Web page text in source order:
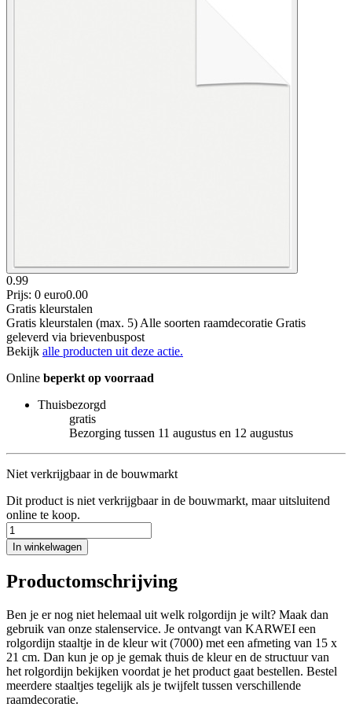
0.99
Prijs: 0 euro0.00
Gratis kleurstalen
Gratis kleurstalen (max. 5) Alle soorten raamdecoratie Gratis
geleverd via brievenbuspost
Bekijk alle producten uit deze actie.
Online beperkt op voorraad
Thuisbezorgd
gratis
Bezorging tussen 11 augustus en 12 augustus
Niet verkrijgbaar in de bouwmarkt
Dit product is niet verkrijgbaar in de bouwmarkt, maar uitsluitend
online te koop.
In winkelwagen
Productomschrijving
Ben je er nog niet helemaal uit welk rolgordijn je wilt? Maak dan
gebruik van onze stalenservice. Je ontvangt van KARWEI een
rolgordijn staaltje in de kleur wit (7000) met een afmeting van 15 x
21 cm. Dan kun je op je gemak thuis de kleur en de structuur van
het rolgordijn bekijken voordat je het product gaat bestellen. Bestel
meerdere staaltjes tegelijk als je twijfelt tussen verschillende
raamdecoratie.